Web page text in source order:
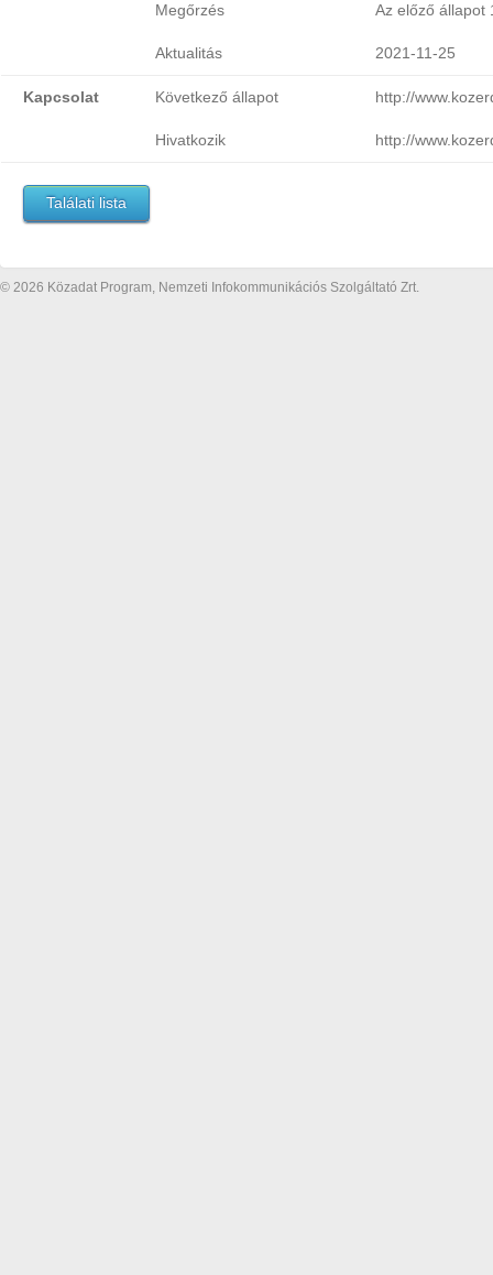
Megőrzés Az előző állapot
Aktualitás 2021-11-25
Kapcsolat Következő állapot http://
Hivatkozik http://
Találati lista
© 2026 Közadat Program, Nemzeti Infokommunikációs Szolgáltató Zrt.